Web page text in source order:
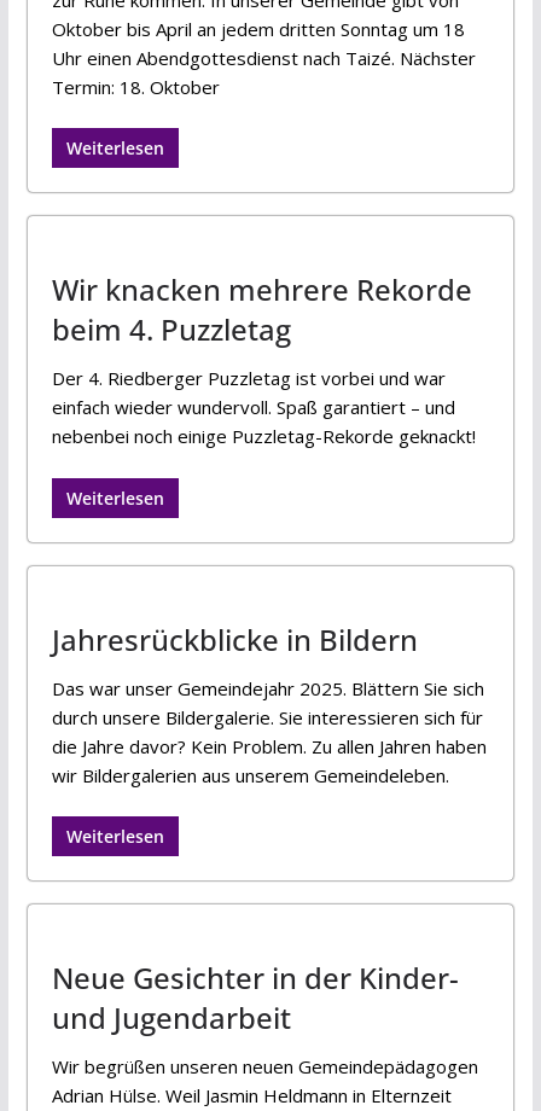
Oktober bis April an jedem dritten Sonntag um 18
Uhr einen Abendgottesdienst nach Taizé. Nächster
Termin: 18. Oktober
Weiterlesen
Wir knacken mehrere Rekorde
beim 4. Puzzletag
Der 4. Riedberger Puzzletag ist vorbei und war
einfach wieder wundervoll. Spaß garantiert – und
nebenbei noch einige Puzzletag-Rekorde geknackt!
Weiterlesen
Jahresrückblicke in Bildern
Das war unser Gemeindejahr 2025. Blättern Sie sich
durch unsere Bildergalerie. Sie interessieren sich für
die Jahre davor? Kein Problem. Zu allen Jahren haben
wir Bildergalerien aus unserem Gemeindeleben.
Weiterlesen
Neue Gesichter in der Kinder-
und Jugendarbeit
Wir begrüßen unseren neuen Gemeindepädagogen
Adrian Hülse. Weil Jasmin Heldmann in Elternzeit